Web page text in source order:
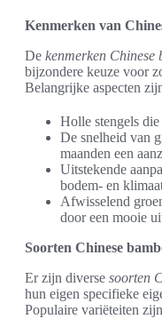
Kenmerken van
De kenmerken Chinese
bijzondere keuze voor
Belangrijke aspecten
Holle stengels
De snelheid van
maanden een
Uitstekende
bodem- en
Afwisselend
door een mooie
Soorten Chinese
Er zijn diverse soorten
hun eigen specifieke
Populaire variëteiten